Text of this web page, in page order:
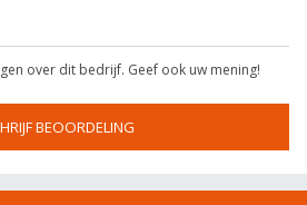
over dit bedrijf. Geef ook uw mening!
BEOORDELING